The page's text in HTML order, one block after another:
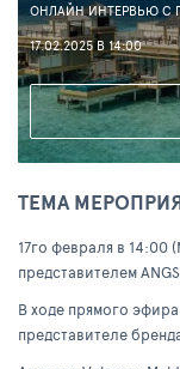
ОНЛАЙН ИНТЕРВЬЮ С
17.02.2025 В 14:00
ТЕМА
17го февраля в 14:00
представителем
В ходе прямого
представителе